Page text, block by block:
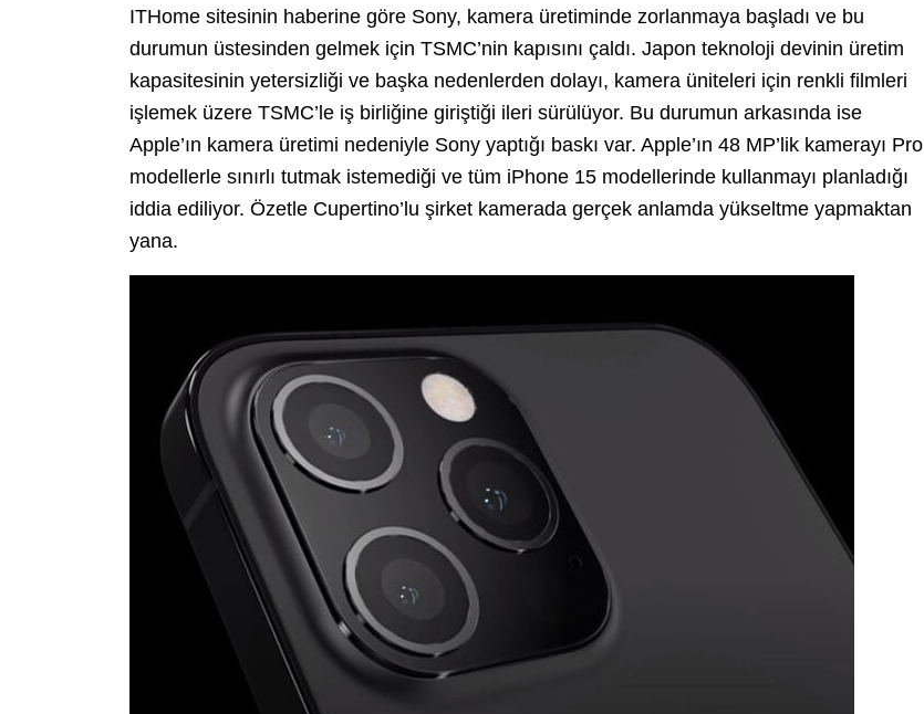
ITHome sitesinin haberine göre Sony, kamera üretiminde zorlanmaya başladı ve bu
durumun üstesinden gelmek için TSMC’nin kapısını çaldı. Japon teknoloji devinin üretim
kapasitesinin yetersizliği ve başka nedenlerden dolayı, kamera üniteleri için renkli filmleri
işlemek üzere TSMC’le iş birliğine giriştiği ileri sürülüyor. Bu durumun arkasında ise
Apple’ın kamera üretimi nedeniyle Sony yaptığı baskı var. Apple’ın 48 MP’lik kamerayı Pro
modellerle sınırlı tutmak istemediği ve tüm iPhone 15 modellerinde kullanmayı planladığı
iddia ediliyor. Özetle Cupertino’lu şirket kamerada gerçek anlamda yükseltme yapmaktan
yana.